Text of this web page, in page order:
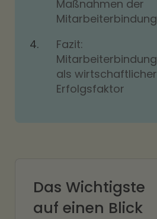
Maßnahmen der
Mitarbeiterbindung
Fazit:
Mitarbeiterbindung
als wirtschaftlicher
Erfolgsfaktor
Das Wichtigste
auf einen Blick